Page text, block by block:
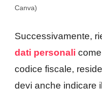
Canva)
Successivamente,
dati personali
codice fiscale,
devi anche indicare